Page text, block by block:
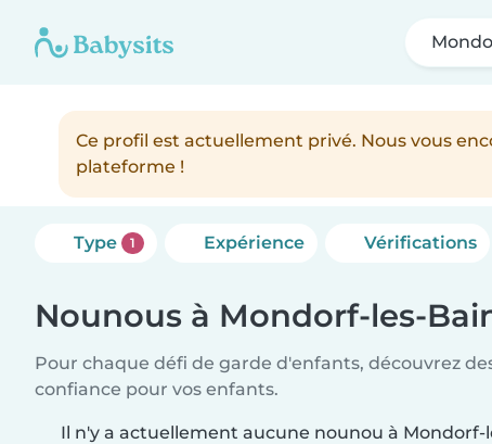
Ce profil est actuellement privé. Nous vous
plateforme !
Type 1 Expérience Vérifications
Nounous à Mondorf-les-
Pour chaque défi de garde d'enfants, découvrez
confiance pour vos enfants.
Il n'y a actuellement aucune nounou à Mondorf-